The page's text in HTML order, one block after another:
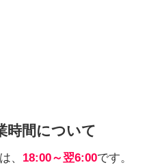
時間について
、 18:00～翌6:00です。